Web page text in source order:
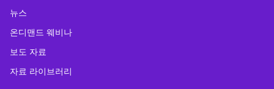
뉴스
온디맨드 웨비나
보도 자료
자료 라이브러리